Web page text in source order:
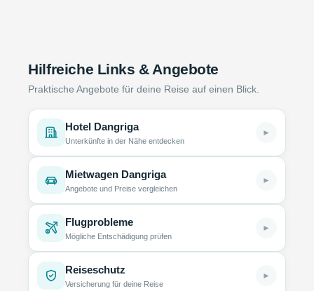
Hilfreiche Links & Angebote
Praktische Angebote für deine Reise auf einen Blick.
Hotel Dangriga
Unterkünfte in der Nähe entdecken
►
Mietwagen Dangriga
Angebote und Preise vergleichen
►
Flugprobleme
Mögliche Entschädigung prüfen
►
Reiseschutz
Versicherung für deine Reise
►